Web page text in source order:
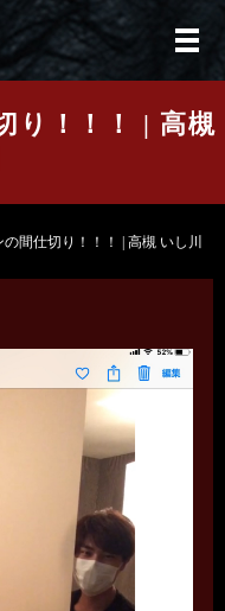
メ
り！！！ | 高槻
間仕切り！！！ | 高槻 いし川